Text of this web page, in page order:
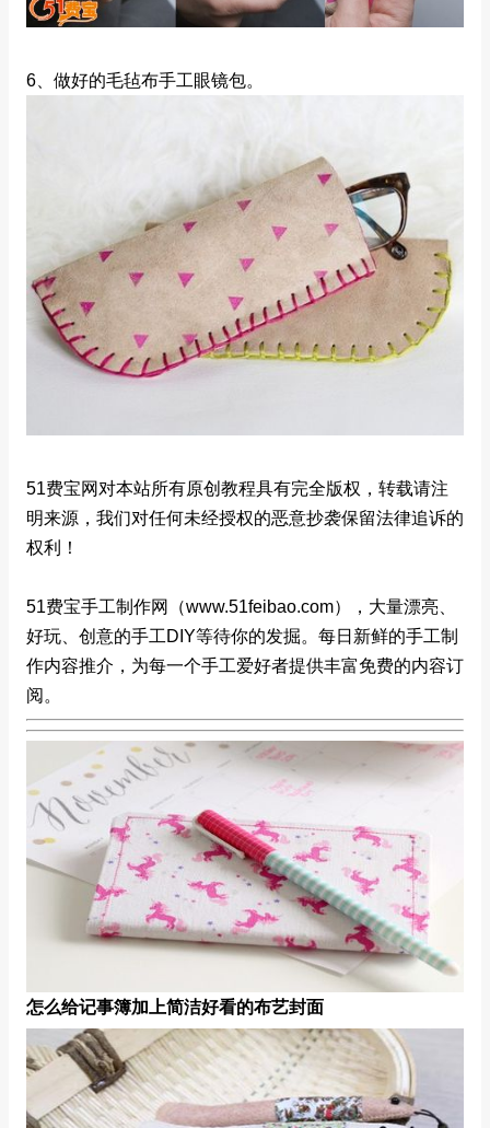
6、做好的毛毡布手工眼镜包。
51费宝网对本站所有原创教程具有完全版权，转载请注
明来源，我们对任何未经授权的恶意抄袭保留法律追诉的
权利！
51费宝手工制作网（www.51feibao.com），大量漂亮、
好玩、创意的手工DIY等待你的发掘。每日新鲜的手工制
作内容推介，为每一个手工爱好者提供丰富免费的内容订
阅。
怎么给记事簿加上简洁好看的布艺封面